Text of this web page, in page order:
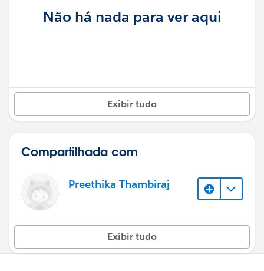
Não há nada para ver aqui
Exibir tudo
Compartilhada com
Preethika Thambiraj
Exibir tudo